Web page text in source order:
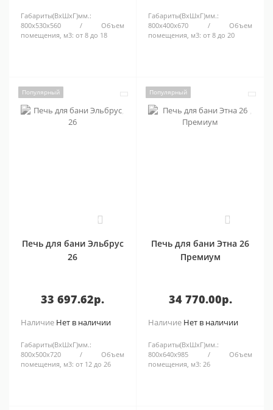
Габариты(ВхШхГ)мм.:
800х530х560
Объем
помещения, м3: от 8 до 18
Габариты(ВхШхГ)мм.:
800х400х670
Объем
помещения, м3: от 8 до 20
Популярный
Печь для бани Эльбрус
26
33 697.62р.
Наличие Нет в наличии
Габариты(ВхШхГ)мм.:
800х500х720
Объем
помещения, м3: от 12 до 26
Популярный
Печь для бани Этна 26
Премиум
34 770.00р.
Наличие Нет в наличии
Габариты(ВхШхГ)мм.:
800х640х985
Объем
помещения, м3: 26